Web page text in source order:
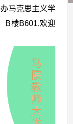
马克思主义学
B楼B601,欢迎